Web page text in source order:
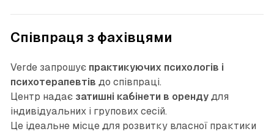
Співпраця з фахівцями
Verde запрошує практикуючих психологів і
психотерапевтів до співпраці.
Центр надає затишні кабінети в орендудля
індивідуальних і групових сесій.
Це ідеальне місце для розвитку власної практики